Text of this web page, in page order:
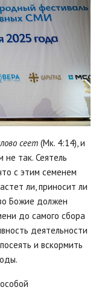
сеет (Мк. 4:14), и
так. Сеятель
с этим семенем
ли, приносит ли
Божие должен
до самого сбора
деятельности
и вскормить